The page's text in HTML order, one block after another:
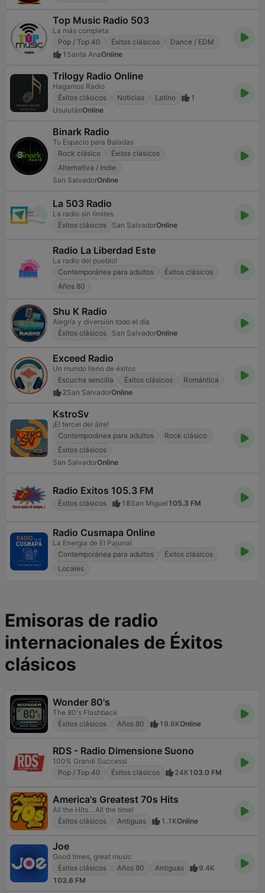
Top Music Radio 503
La más completa
Pop / Top 40
Éxitos clásicos
Dance / EDM
1 Santa AnaOnline
Trilogy Radio Online
Hagamos Radio
Éxitos clásicos
Noticias Latino
1
UsulutánOnline
Binark Radio
Tu Espacio para Baladas
Rock clásico
Éxitos clásicos
Alternativa / Indie
San SalvadorOnline
La 503 Radio
La radio sin límites
Éxitos clásicos
San SalvadorOnline
Radio La Liberdad Este
La radio del pueblo!
Contemporánea para adultos
Éxitos clásicos
Años 80
Shu K Radio
Alegría y diversión todo el día
Éxitos clásicos
San SalvadorOnline
Exceed Radio
Un mundo lleno de éxitos
Escucha sencilla
Éxitos clásicos
Romántica
2San SalvadorOnline
KstroSv
¡El tercel del áire!
Contemporánea para adultos
Rock clásico
Éxitos clásicos
San SalvadorOnline
Radio Exitos 105.3 FM
Éxitos clásicos 18San Miguel 105.3 FM
Radio Cusmapa Online
La Energía de El Pajonal
Contemporánea para adultos
Éxitos clásicos
Locales
Emisoras de radio
internacionales de Éxitos
clásicos
Wonder 80's
The 80's Flashback
Éxitos clásicos
Años 80 19.6KOnline
RDS - Radio Dimensione Suono
100% Grandi Successi
Pop / Top 40
Éxitos clásicos 24K103.0 FM
America's Greatest 70s Hits
All the Hits... All the time!
Éxitos clásicos
Antiguas 1.1KOnline
Joe
Good times, great music
Éxitos clásicos
Años 80 Antiguas
9.4K
103.6 FM